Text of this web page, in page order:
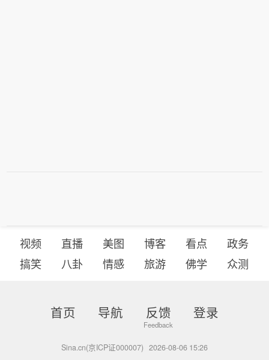
视频 直播 美图 博客 看点
政务
搞笑
八卦 情感 旅游 佛学 众测
首页 导航 反馈 登录
Sina.cn(京ICP证000007) 2026-08-06 15:26